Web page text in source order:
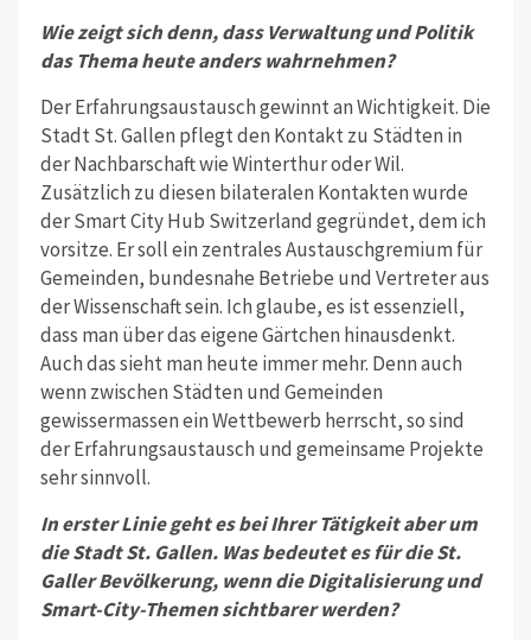
Wie zeigt sich denn, dass Verwaltung und Politik
das Thema heute anders wahrnehmen?
Der Erfahrungsaustausch gewinnt an Wichtigkeit. Die
Stadt St. Gallen pflegt den Kontakt zu Städten in
der Nachbarschaft wie Winterthur oder Wil.
Zusätzlich zu diesen bilateralen Kontakten wurde
der Smart City Hub Switzerland gegründet, dem ich
vorsitze. Er soll ein zentrales Austauschgremium für
Gemeinden, bundesnahe Betriebe und Vertreter aus
der Wissen­schaft sein. Ich glaube, es ist essenziell,
dass man über das eigene Gärtchen hinausdenkt.
Auch das sieht man heute immer mehr. Denn auch
wenn zwischen Städten und Gemeinden
gewissermassen ein Wettbewerb herrscht, so sind
der Erfahrungsaus­tausch und gemeinsame Projekte
sehr sinnvoll.
In erster Linie geht es bei Ihrer Tätig­keit aber um
die Stadt St. Gallen. Was bedeutet es für die St.
Galler Bevölke­rung, wenn die Digitalisierung und
Smart-City-Themen sichtbarer werden?